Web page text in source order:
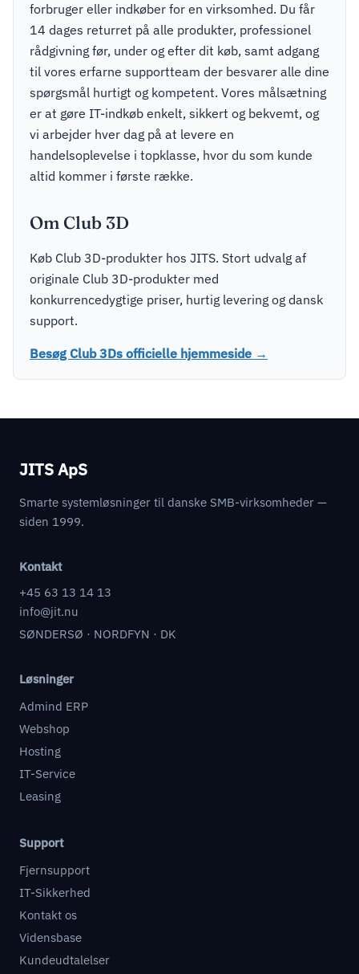
forbruger eller indkøber for en virksomhed. Du får
14 dages returret på alle produkter, professionel
rådgivning før, under og efter dit køb, samt adgang
til vores erfarne supportteam der besvarer alle dine
spørgsmål hurtigt og kompetent. Vores målsætning
er at gøre IT-indkøb enkelt, sikkert og bekvemt, og
vi arbejder hver dag på at levere en
handelsoplevelse i topklasse, hvor du som kunde
altid kommer i første række.
Om Club 3D
Køb Club 3D-produkter hos JITS. Stort udvalg af
originale Club 3D-produkter med
konkurrencedygtige priser, hurtig levering og dansk
support.
Besøg Club 3Ds officielle hjemmeside →
JITS ApS
Smarte systemløsninger til danske SMB-virksomheder —
siden 1999.
Kontakt
+45 63 13 14 13
info@jit.nu
SØNDERSØ · NORDFYN · DK
Løsninger
Admind ERP
Webshop
Hosting
IT-Service
Leasing
Support
Fjernsupport
IT-Sikkerhed
Kontakt os
Vidensbase
Kundeudtalelser